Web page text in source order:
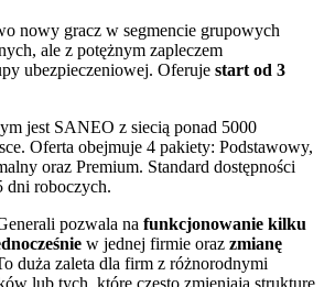
nowy gracz w segmencie grupowych
ale z potężnym zapleczem
ubezpieczeniowej. Oferuje start od 3
jest SANEO z siecią ponad 5000
Oferta obejmuje 4 pakiety: Podstawowy,
oraz Premium. Standard dostępności
dni roboczych.
pozwala na funkcjonowanie kilku
w jednej firmie oraz zmianę
duża zaleta dla firm z różnorodnymi
lub tych, które często zmieniają strukturę